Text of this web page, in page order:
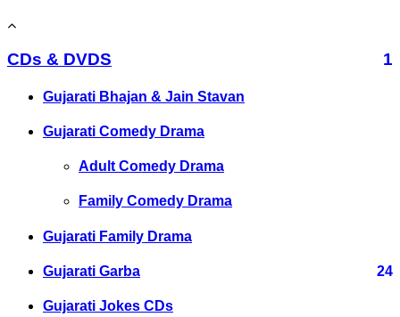
CDs & DVDS 1
Gujarati Bhajan & Jain Stavan
Gujarati Comedy Drama
Adult Comedy Drama
Family Comedy Drama
Gujarati Family Drama
Gujarati Garba 24
Gujarati Jokes CDs